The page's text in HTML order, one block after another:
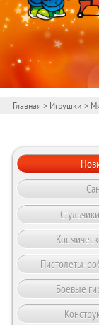
Главная > Игрушки >
Пистолеты-
Боевые